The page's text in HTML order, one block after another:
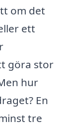
om det
ett
göra stor
hur
En
tre